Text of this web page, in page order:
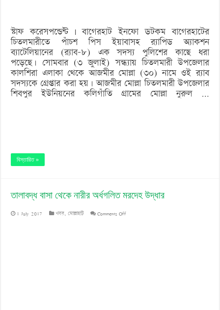
স্টাফ করেসপন্ডেন্ট | বাগেরহাট ইনফো ডটকম বাগেরহাটের
চিতলমারীতে পাঁচশ পিস ইয়াবাসহ র‌্যাপিড অ্যাকশন
ব্যাটেলিয়ানের (র‌্যাব-৮) এক সদস্য পুলিশের কাছে ধরা
পড়েছে। সোমবার (৩ জুলাই) সন্ধ্যায় চিতলমারী উপজেলার
কালশিরা এলাকা থেকে আজমীর মোল্লা (৩০) নামে ওই র‌্যাব
সদস্যকে গ্রেপ্তার করা হয়। আজমীর মোল্লা চিতলমারী উপজেলার
শিবপুর ইউনিয়নের কলিগাঁতি গ্রামের মোল্লা নুরুল …
বিস্তারিত »
তালাবদ্ধ বাসা থেকে নারীর অর্ধগলিত মরদেহ উদ্ধার
1 July 2017 খবর,মোল্লাহাট Comments Offon